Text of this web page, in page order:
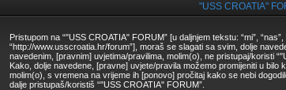
"USS CROATIA"
Pristupom na “"USS CROATIA" FORUM” [u daljnjem tekstu: “mi”,
“http://www.usscroatia.hr/forum”], moraš se slagati sa svim, dolje
navedenim, [pravnim] uvjetima/pravilima, molim(o), ne pristupaj/koristi
Kako, dolje navedene, [pravne] uvjete/pravila možemo promijeniti u
molim(o), s vremena na vrijeme ih [ponovo] pročitaj kako se nebi
dalje pristupaš/koristiš “"USS CROATIA" FORUM”.